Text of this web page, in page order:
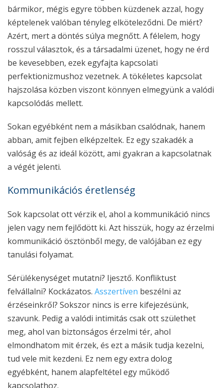
bármikor, mégis egyre többen küzdenek azzal, hogy
képtelenek valóban tényleg elköteleződni. De miért?
Azért, mert a döntés súlya megnőtt. A félelem, hogy
rosszul választok, és a társadalmi üzenet, hogy ne érd
be kevesebben, ezek egyfajta kapcsolati
perfektionizmushoz vezetnek. A tökéletes kapcsolat
hajszolása közben viszont könnyen elmegyünk a valódi
kapcsolódás mellett.
Sokan egyébként nem a másikban csalódnak, hanem
abban, amit fejben elképzeltek. Ez egy szakadék a
valóság és az ideál között, ami gyakran a kapcsolatnak
a végét jelenti.
Kommunikációs éretlenség
Sok kapcsolat ott vérzik el, ahol a kommunikáció nincs
jelen vagy nem fejlődött ki. Azt hisszük, hogy az érzelmi
kommunikáció ösztönből megy, de valójában ez egy
tanulási folyamat.
Sérülékenységet mutatni? Ijesztő. Konfliktust
felvállalni? Kockázatos. Asszertíven beszélni az
érzéseinkről? Sokszor nincs is erre kifejezésünk,
szavunk. Pedig a valódi intimitás csak ott születhet
meg, ahol van biztonságos érzelmi tér, ahol
elmondhatom mit érzek, és ezt a másik tudja kezelni,
tud vele mit kezdeni. Ez nem egy extra dolog
egyébként, hanem alapfeltétel egy működő
kapcsolathoz.